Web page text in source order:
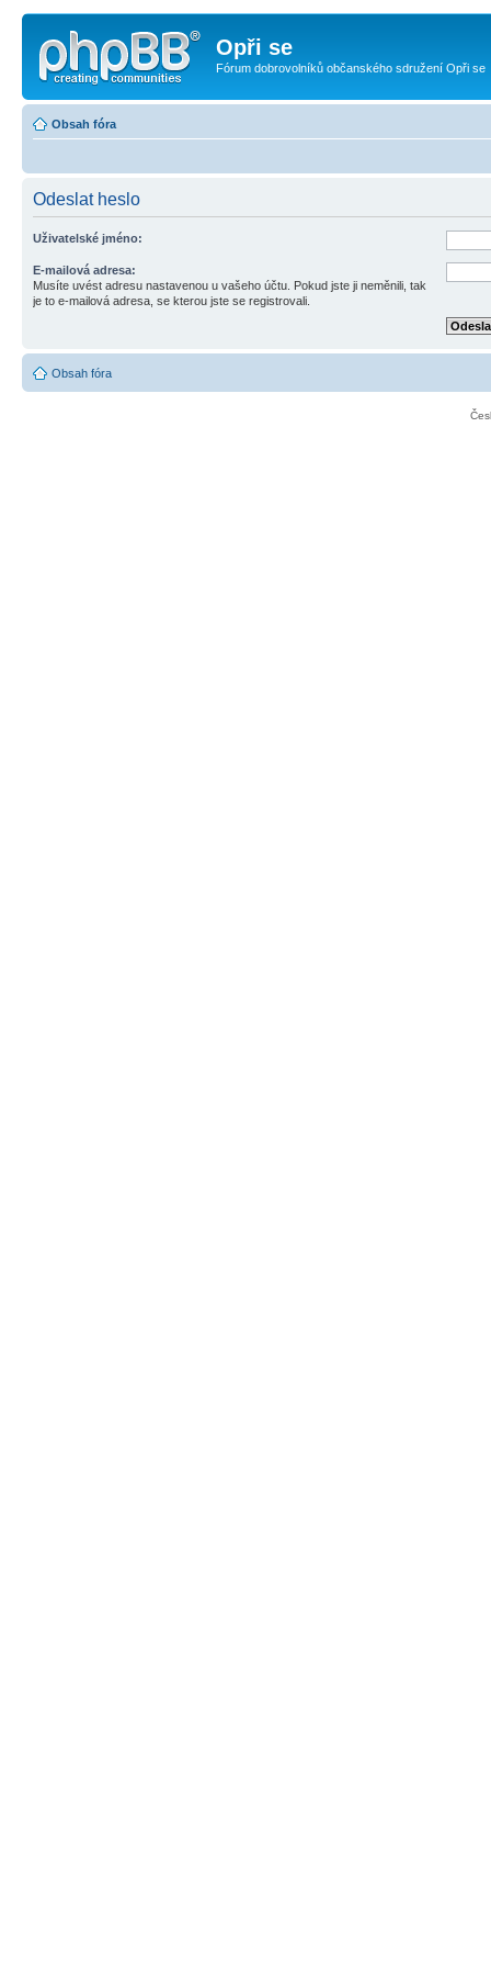
Opři se
Fórum dobrovolníků občanského sdružení Opři se
Obsah fóra
Odeslat heslo
Uživatelské jméno:
E-mailová adresa:
Musíte uvést adresu nastavenou u vašeho účtu. Pokud jste ji neměnili, tak
je to e-mailová adresa, se kterou jste se registrovali.
Obsah fóra